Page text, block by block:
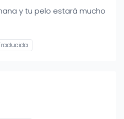
y tu pelo estará mucho